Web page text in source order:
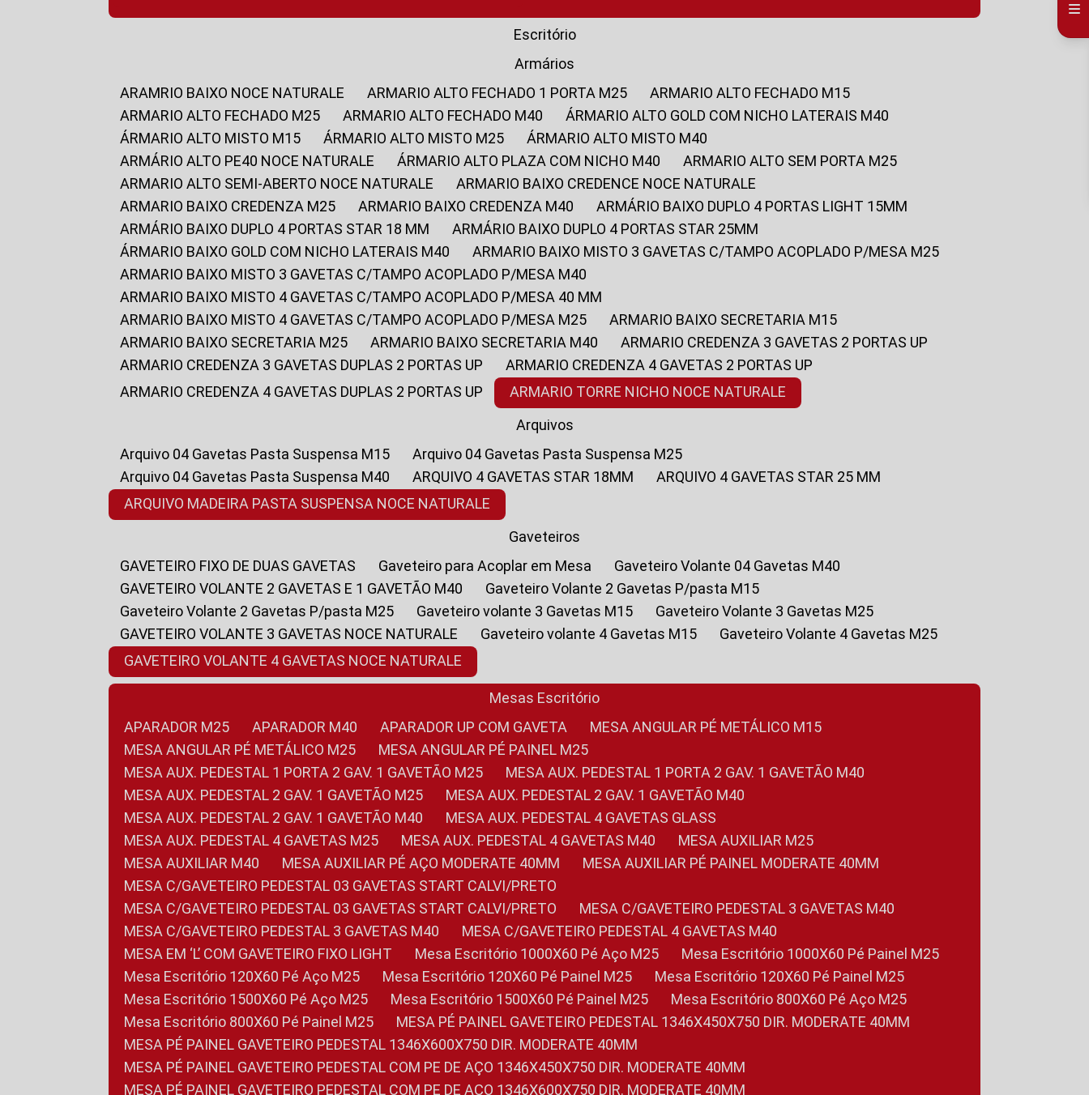
Escritório
Armários
ARAMRIO BAIXO NOCE NATURALE
ARMARIO ALTO FECHADO 1 PORTA M25
ARMARIO ALTO FECHADO M15
ARMARIO ALTO FECHADO M25
ARMARIO ALTO FECHADO M40
ÁRMARIO ALTO GOLD COM NICHO LATERAIS M40
ÁRMARIO ALTO MISTO M15
ÁRMARIO ALTO MISTO M25
ÁRMARIO ALTO MISTO M40
ARMÁRIO ALTO PE40 NOCE NATURALE
ÁRMARIO ALTO PLAZA COM NICHO M40
ARMARIO ALTO SEM PORTA M25
ARMARIO ALTO SEMI-ABERTO NOCE NATURALE
ARMARIO BAIXO CREDENCE NOCE NATURALE
ARMARIO BAIXO CREDENZA M25
ARMARIO BAIXO CREDENZA M40
ARMÁRIO BAIXO DUPLO 4 PORTAS LIGHT 15MM
ARMÁRIO BAIXO DUPLO 4 PORTAS STAR 18 MM
ARMÁRIO BAIXO DUPLO 4 PORTAS STAR 25MM
ÁRMARIO BAIXO GOLD COM NICHO LATERAIS M40
ARMARIO BAIXO MISTO 3 GAVETAS C/TAMPO ACOPLADO P/MESA M25
ARMARIO BAIXO MISTO 3 GAVETAS C/TAMPO ACOPLADO P/MESA M40
ARMARIO BAIXO MISTO 4 GAVETAS C/TAMPO ACOPLADO P/MESA 40 MM
ARMARIO BAIXO MISTO 4 GAVETAS C/TAMPO ACOPLADO P/MESA M25
ARMARIO BAIXO SECRETARIA M15
ARMARIO BAIXO SECRETARIA M25
ARMARIO BAIXO SECRETARIA M40
ARMARIO CREDENZA 3 GAVETAS 2 PORTAS UP
ARMARIO CREDENZA 3 GAVETAS DUPLAS 2 PORTAS UP
ARMARIO CREDENZA 4 GAVETAS 2 PORTAS UP
ARMARIO CREDENZA 4 GAVETAS DUPLAS 2 PORTAS UP
ARMARIO TORRE NICHO NOCE NATURALE
Arquivos
Arquivo 04 Gavetas Pasta Suspensa M15
Arquivo 04 Gavetas Pasta Suspensa M25
Arquivo 04 Gavetas Pasta Suspensa M40
ARQUIVO 4 GAVETAS STAR 18MM
ARQUIVO 4 GAVETAS STAR 25 MM
ARQUIVO MADEIRA PASTA SUSPENSA NOCE NATURALE
Gaveteiros
GAVETEIRO FIXO DE DUAS GAVETAS
Gaveteiro para Acoplar em Mesa
Gaveteiro Volante 04 Gavetas M40
GAVETEIRO VOLANTE 2 GAVETAS E 1 GAVETÃO M40
Gaveteiro Volante 2 Gavetas P/pasta M15
Gaveteiro Volante 2 Gavetas P/pasta M25
Gaveteiro volante 3 Gavetas M15
Gaveteiro Volante 3 Gavetas M25
GAVETEIRO VOLANTE 3 GAVETAS NOCE NATURALE
Gaveteiro volante 4 Gavetas M15
Gaveteiro Volante 4 Gavetas M25
GAVETEIRO VOLANTE 4 GAVETAS NOCE NATURALE
Mesas Escritório
APARADOR M25
APARADOR M40 APARADOR UP COM GAVETA
MESA ANGULAR PÉ METÁLICO M15
MESA ANGULAR PÉ METÁLICO M25
MESA ANGULAR PÉ PAINEL M25
MESA AUX. PEDESTAL 1 PORTA 2 GAV. 1 GAVETÃO M25
MESA AUX. PEDESTAL 1 PORTA 2 GAV. 1 GAVETÃO M40
MESA AUX. PEDESTAL 2 GAV. 1 GAVETÃO M25
MESA AUX. PEDESTAL 2 GAV. 1 GAVETÃO M40
MESA AUX. PEDESTAL 2 GAV. 1 GAVETÃO M40
MESA AUX. PEDESTAL 4 GAVETAS GLASS
MESA AUX. PEDESTAL 4 GAVETAS M25
MESA AUX. PEDESTAL 4 GAVETAS M40
MESA AUXILIAR M25
MESA AUXILIAR M40
MESA AUXILIAR PÉ AÇO MODERATE 40MM
MESA AUXILIAR PÉ PAINEL MODERATE 40MM
MESA C/GAVETEIRO PEDESTAL 03 GAVETAS START CALVI/PRETO
MESA C/GAVETEIRO PEDESTAL 03 GAVETAS START CALVI/PRETO
MESA C/GAVETEIRO PEDESTAL 3 GAVETAS M40
MESA C/GAVETEIRO PEDESTAL 3 GAVETAS M40
MESA C/GAVETEIRO PEDESTAL 4 GAVETAS M40
MESA EM ‘L’ COM GAVETEIRO FIXO LIGHT
Mesa Escritório 1000X60 Pé Aço M25
Mesa Escritório 1000X60 Pé Painel M25
Mesa Escritório 120X60 Pé Aço M25
Mesa Escritório 120X60 Pé Painel M25
Mesa Escritório 120X60 Pé Painel M25
Mesa Escritório 1500X60 Pé Aço M25
Mesa Escritório 1500X60 Pé Painel M25
Mesa Escritório 800X60 Pé Aço M25
Mesa Escritório 800X60 Pé Painel M25
MESA PÉ PAINEL GAVETEIRO PEDESTAL 1346X450X750 DIR. MODERATE 40MM
MESA PÉ PAINEL GAVETEIRO PEDESTAL 1346X600X750 DIR. MODERATE 40MM
MESA PÉ PAINEL GAVETEIRO PEDESTAL COM PE DE AÇO 1346X450X750 DIR. MODERATE 40MM
MESA PÉ PAINEL GAVETEIRO PEDESTAL COM PE DE AÇO 1346X600X750 DIR. MODERATE 40MM